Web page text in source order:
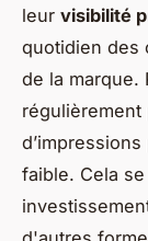
leur visibilité
quotidien des
de la marque.
faible. Cela